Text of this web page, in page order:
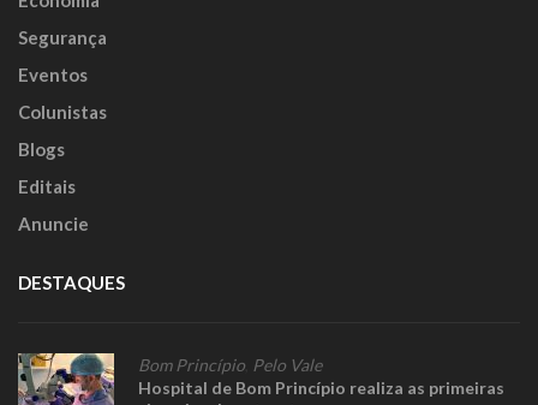
Segurança
Eventos
Colunistas
Blogs
Editais
Anuncie
DESTAQUES
Bom Princípio Pelo Vale
Hospital de Bom Princípio realiza as primeiras